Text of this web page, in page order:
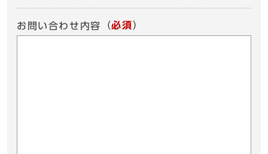
お問い合わせ内容 （必須）